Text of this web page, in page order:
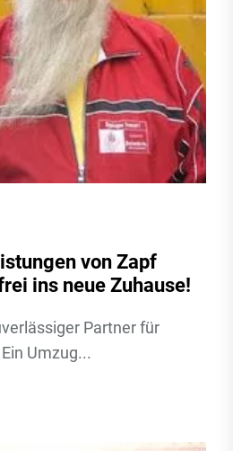
von Zapf
ins neue Zuhause!
Partner für
Umzug...